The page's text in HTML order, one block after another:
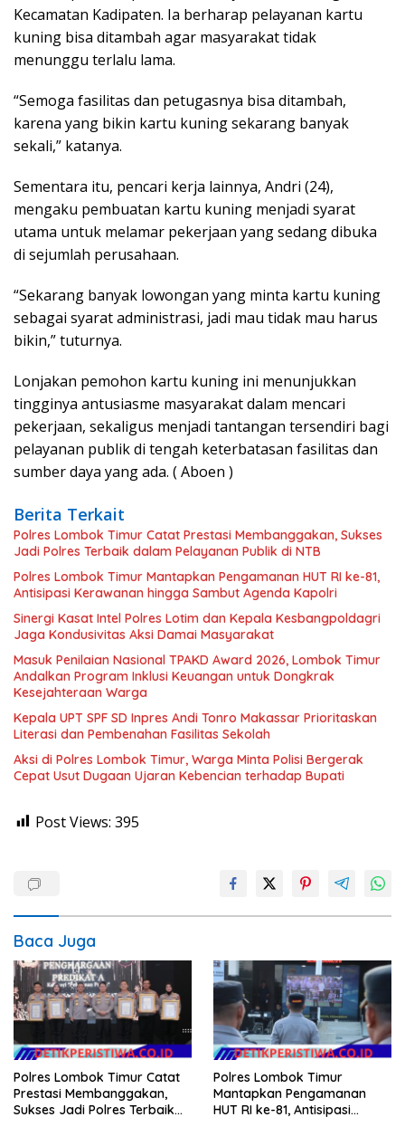
Kecamatan Kadipaten. Ia berharap pelayanan kartu
kuning bisa ditambah agar masyarakat tidak
menunggu terlalu lama.
“Semoga fasilitas dan petugasnya bisa ditambah,
karena yang bikin kartu kuning sekarang banyak
sekali,” katanya.
Sementara itu, pencari kerja lainnya, Andri (24),
mengaku pembuatan kartu kuning menjadi syarat
utama untuk melamar pekerjaan yang sedang dibuka
di sejumlah perusahaan.
“Sekarang banyak lowongan yang minta kartu kuning
sebagai syarat administrasi, jadi mau tidak mau harus
bikin,” tuturnya.
Lonjakan pemohon kartu kuning ini menunjukkan
tingginya antusiasme masyarakat dalam mencari
pekerjaan, sekaligus menjadi tantangan tersendiri bagi
pelayanan publik di tengah keterbatasan fasilitas dan
sumber daya yang ada. ( Aboen )
Berita Terkait
Polres Lombok Timur Catat Prestasi Membanggakan, Sukses
Jadi Polres Terbaik dalam Pelayanan Publik di NTB
Polres Lombok Timur Mantapkan Pengamanan HUT RI ke-81,
Antisipasi Kerawanan hingga Sambut Agenda Kapolri
Sinergi Kasat Intel Polres Lotim dan Kepala Kesbangpoldagri
Jaga Kondusivitas Aksi Damai Masyarakat
Masuk Penilaian Nasional TPAKD Award 2026, Lombok Timur
Andalkan Program Inklusi Keuangan untuk Dongkrak
Kesejahteraan Warga
Kepala UPT SPF SD Inpres Andi Tonro Makassar Prioritaskan
Literasi dan Pembenahan Fasilitas Sekolah
Aksi di Polres Lombok Timur, Warga Minta Polisi Bergerak
Cepat Usut Dugaan Ujaran Kebencian terhadap Bupati
Post Views: 395
Baca Juga
Polres Lombok Timur Catat
Prestasi Membanggakan,
Sukses Jadi Polres Terbaik
Polres Lombok Timur
Mantapkan Pengamanan
HUT RI ke-81, Antisipasi